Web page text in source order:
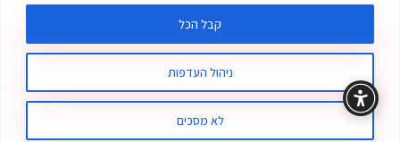
ניהול העדפות
לא מסכים
קבל הכל
© כל הזכויות שמורות לענת אלישע | עיצוב ובניית אתר
תקנון האתר מדיניות פרטיות